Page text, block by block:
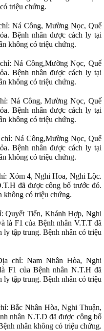
triệu chứng.
Ná Công, Mường Nọc, Quế
Bệnh nhân được cách ly tại
không có triệu chứng.
Ná Công,Mường Nọc, Quế
Bệnh nhân được cách ly tại
không có triệu chứng.
Ná Công, Mường Nọc, Quế
Bệnh nhân được cách ly tại
không có triệu chứng.
Ná Công,Mường Nọc, Quế
Bệnh nhân được cách ly tại
không có triệu chứng.
Xóm 4, Nghi Hoa, Nghi Lộc.
đã được công bố trước đó.
không có triệu chứng.
Quyết Tiến, Khánh Hợp, Nghi
là F1 của Bệnh nhân V.T.T đã
tập trung. Bệnh nhân có triệu
chỉ: Nam Nhân Hòa, Nghi
F1 của Bệnh nhân N.T.H đã
tập trung. Bệnh nhân có triệu
Bắc Nhân Hòa, Nghi Thuận,
nhân N.T.D đã được công bố
nhân không có triệu chứng.